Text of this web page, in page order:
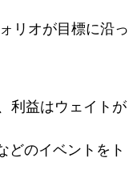
リオが目標に沿っ
利益はウェイトが
どのイベントをト